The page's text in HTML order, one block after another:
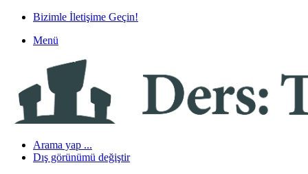
Bizimle İletişime Geçin!
Menü
Arama yap ...
Dış görünümü değiştir